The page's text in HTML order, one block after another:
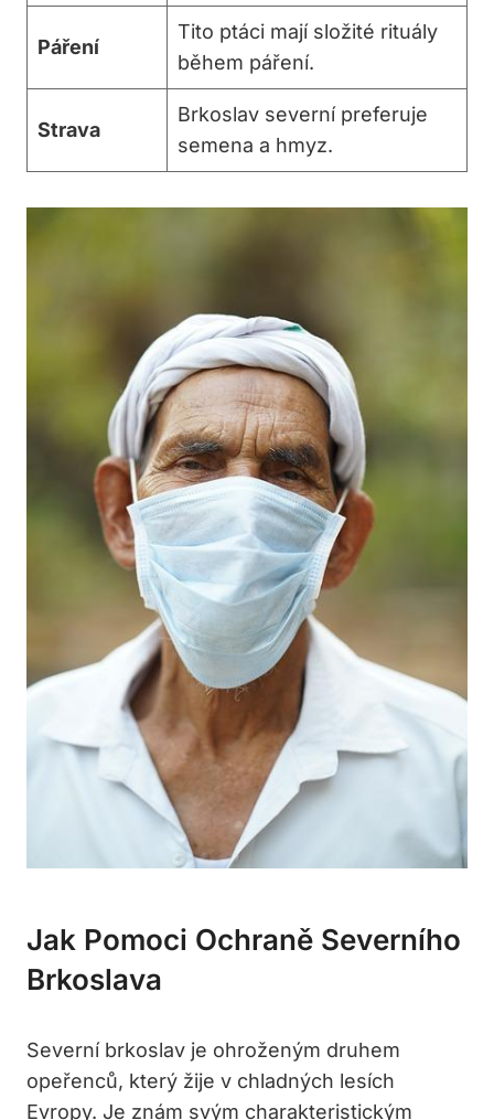
Páření
Tito ptáci mají složité rituály
během páření.
Strava
Brkoslav severní preferuje
semena a hmyz.
Jak Pomoci Ochraně Severního
Brkoslava
Severní brkoslav je ohroženým druhem
opeřenců, který žije v chladných lesích
Evropy. Je znám svým charakteristickým